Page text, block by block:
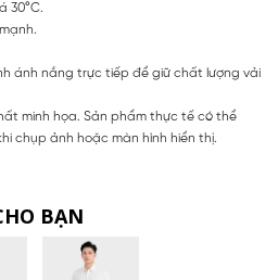
30°C.
ánh nắng trực tiếp để giữ chất lượng vải
minh họa. Sản phẩm thực tế có thể
chụp ảnh hoặc màn hình hiển thị.
BẠN